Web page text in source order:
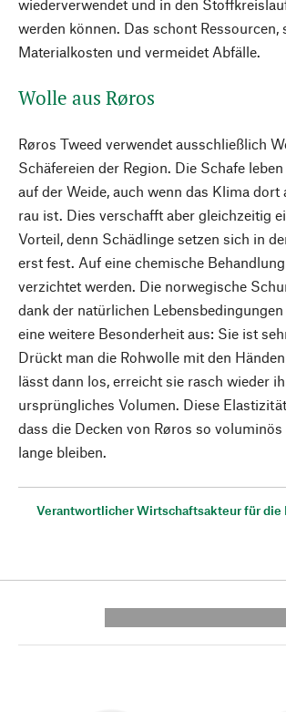
wiederverwendet und in den
werden können. Das schont Ressourcen,
Materialkosten und vermeidet Abfälle.
Wolle aus Røros
Røros Tweed verwendet ausschließlich
Schäfereien der Region. Die Schafe
auf der Weide, auch wenn das Klima dort
rau ist. Dies verschafft aber gleichzeitig
Vorteil, denn Schädlinge setzen sich in
erst fest. Auf eine chemische
verzichtet werden. Die norwegische
dank der natürlichen
eine weitere Besonderheit aus: Sie ist
Drückt man die Rohwolle mit den
lässt dann los, erreicht sie rasch wieder
ursprüngliches Volumen. Diese
dass die Decken von Røros so
lange bleiben.
Verantwortlicher Wirtschaftsakteur für die